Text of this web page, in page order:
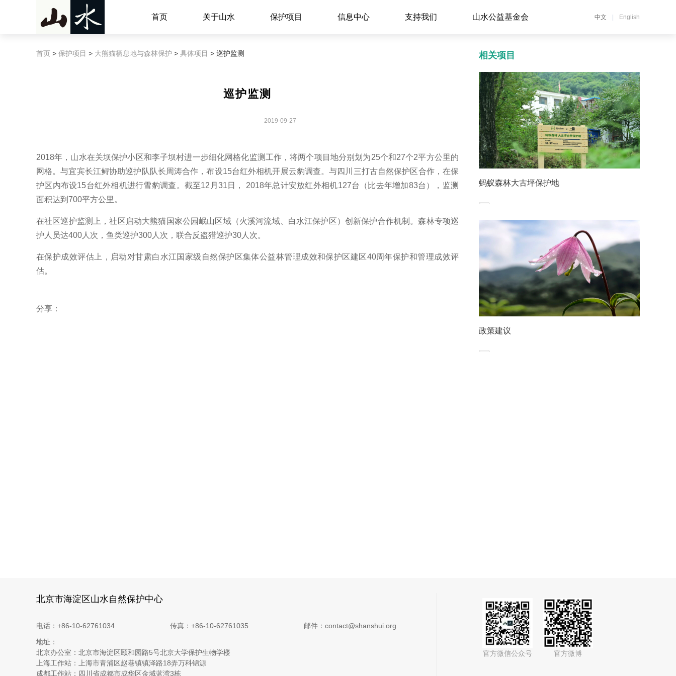
首页 关于山水 保护项目 信息中心 支持我们 山水公益基金会 中文 English
首页 > 保护项目 > 大熊猫栖息地与森林保护 > 具体项目 > 巡护监测
巡护监测
2019-09-27
2018年，山水在关坝保护小区和李子坝村进一步细化网格化监测工作，将两个项目地分别划为25个和27个2平方公里的
网格。与宜宾长江鲟协助巡护队队长周涛合作，布设15台红外相机开展云豹调查。与四川三打古自然保护区合作，在保
护区内布设15台红外相机进行雪豹调查。截至12月31日， 2018年总计安放红外相机127台（比去年增加83台），监测
面积达到700平方公里。
在社区巡护监测上，社区启动大熊猫国家公园岷山区域（火溪河流域、白水江保护区）创新保护合作机制。森林专项巡
护人员达400人次，鱼类巡护300人次，联合反盗猎巡护30人次。
在保护成效评估上，启动对甘肃白水江国家级自然保护区集体公益林管理成效和保护区建区40周年保护和管理成效评
估。
分享：
相关项目
蚂蚁森林大古坪保护地
政策建议
北京市海淀区山水自然保护中心
电话：+86-10-62761034 传真：+86-10-62761035
邮件：contact@shanshui.org
地址：
北京办公室：北京市海淀区颐和园路5号北京大学保护生物学楼
上海工作站：上海市青浦区赵巷镇镇泽路18弄万科锦源
成都工作站：四川省成都市成华区金域蓝湾3栋
官方微信公众号 官方微博